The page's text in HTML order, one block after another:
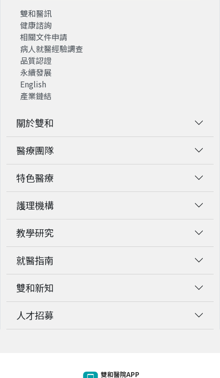
雙和醫訊
健康諮詢
相關文件申請
病人就醫經驗調查
品質認證
永續發展
English
產業鏈結
關於雙和
醫療團隊
特色醫療
護理機構
教學研究
就醫指南
雙和新知
人才招募
雙和醫院APP